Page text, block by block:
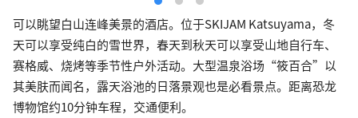
可以眺望白山连峰美景的酒店。位于SKIJAM Katsuyama，冬
天可以享受纯白的雪世界，春天到秋天可以享受山地自行车、
赛格威、烧烤等季节性户外活动。大型温泉浴场“筱百合”以
其美肤而闻名，露天浴池的日落景观也是必看景点。距离恐龙
博物馆约10分钟车程，交通便利。